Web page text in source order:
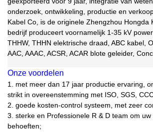
onderzoek, ontwikkeling, productie en
Kabel Co, is de originele Zhengzhou Hongda
bedrijf produceert voornamelijk 1-35 kV
THHW, THHN elektrische draad, ABC kabel,
AAC, AAAC, ACSR, ACAR blote geleider,
Onze voordelen
1. met meer dan 17 jaar productie ervaring,
strikt in overeenstemming met ISO, SGS,
2. goede kosten-control systeem, met zeer
3. sterke en Professionele R & D team om uw
behoeften;